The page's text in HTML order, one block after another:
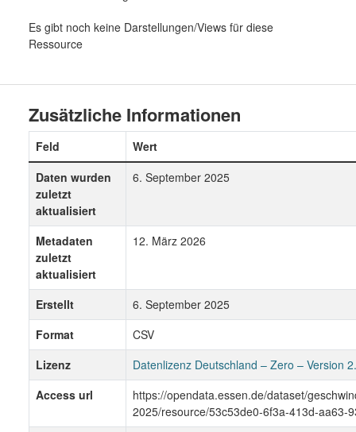
Es gibt noch keine Darstellungen/Views für diese
Ressource
Zusätzliche Informationen
Feld
Wert
Daten wurden
zuletzt
aktualisiert
6. September 2025
Metadaten
zuletzt
aktualisiert
12. März 2026
Erstellt
6. September 2025
Format
CSV
Lizenz
Datenlizenz Deutschland – Zero – Version
Access url
https://opendata.essen.de/dataset/
2025/resource/53c53de0-6f3a-413d-aa63-